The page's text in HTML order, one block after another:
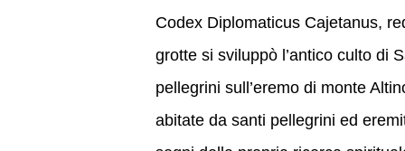
Codex Diplomaticus Cajetanus,
grotte si sviluppò l’antico culto di
pellegrini sull’eremo di monte
abitate da santi pellegrini ed